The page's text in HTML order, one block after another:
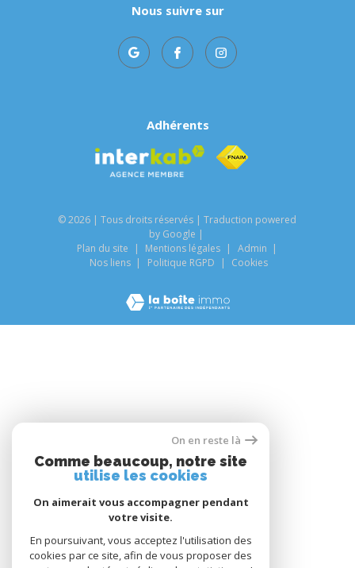
Nous suivre sur
Adhérents
© 2026 | Tous droits réservés | Traduction powered
by Google |
Plan du site
Mentions légales
Admin
Nos liens
Politique RGPD Cookies
On en reste là
Comme beaucoup, notre site
utilise les cookies
On aimerait vous accompagner pendant
votre visite.
En poursuivant, vous acceptez l'utilisation des
cookies par ce site, afin de vous proposer des